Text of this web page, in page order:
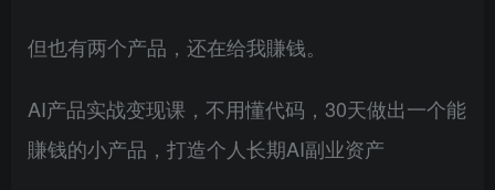
但也有两个产品，还在给我賺钱。
AI产品实战变现课，不用懂代码，30天做出一个能
賺钱的小产品，打造个人长期AI副业资产